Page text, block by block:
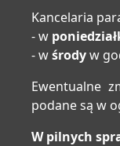
Kancelaria
- w
- wśrodyw
Ewentualne
podane są w
W pilnych